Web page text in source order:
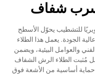
تسرب شفاف
للتشطيب يحوّل الأسطح
الجودة. يعمل هذا الطلاء
والعوامل البيئية، ويضمن
مُثبت الطلاء الرش الشفاف
أساسية من الأشعة فوق